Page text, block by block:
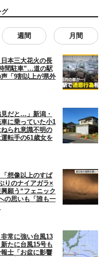
グ
週間 月間
日本三大花火の長
間駐車”…道の駅
「9割以上が県外
見だと…」新潟・
に乗っていた小1
られ意識不明の
転手の61歳女を
「想像以上のすば
りのナイアガラ×
願う“フェニック
の思いも「誰も一
非常に強い台風13
たに台風15号も
士「お盆に影響